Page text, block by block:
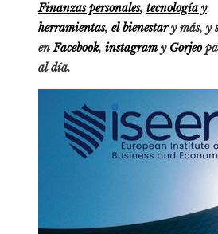
Finanzas personales, tecnología y
herramientas, el bienestary más, y
enFacebook, instagramy Gorjeo
al día.